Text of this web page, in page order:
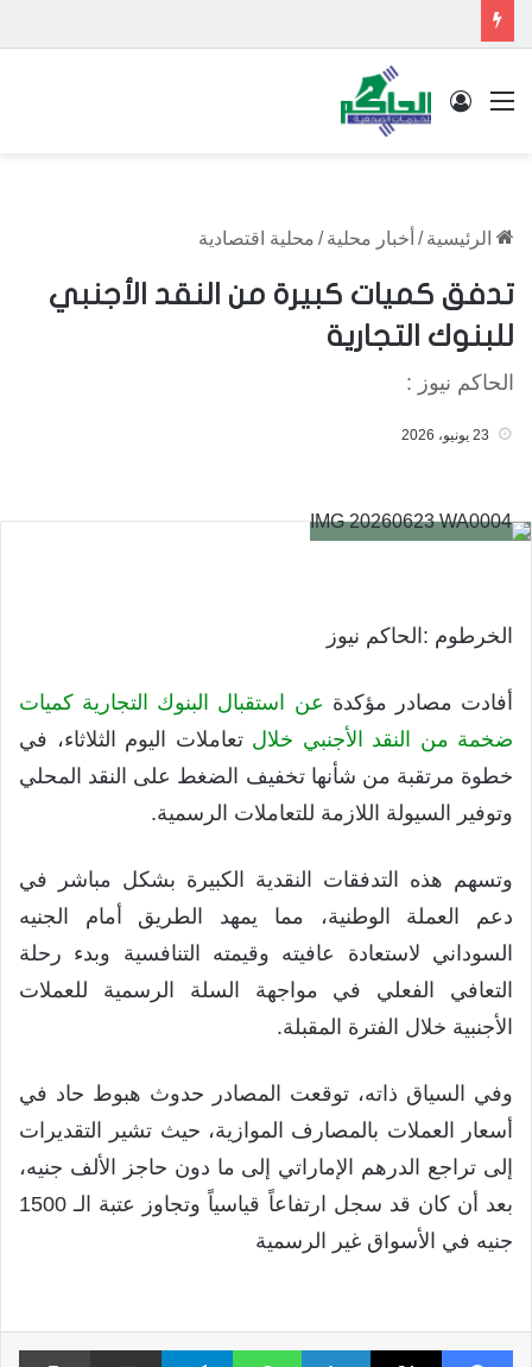
القائمة تسجيل الدخول
الرئيسية / أخبار محلية / محلية اقتصادية
تدفق كميات كبيرة من النقد الأجنبي
للبنوك التجارية
الحاكم نيوز :
23 يونيو، 2026
الخرطوم :الحاكم نيوز
​أفادت مصادر مؤكدة عن استقبال البنوك التجارية كميات
ضخمة من النقد الأجنبي خلال تعاملات اليوم الثلاثاء، في
خطوة مرتقبة من شأنها تخفيف الضغط على النقد المحلي
وتوفير السيولة اللازمة للتعاملات الرسمية.
​وتسهم هذه التدفقات النقدية الكبيرة بشكل مباشر في
دعم العملة الوطنية، مما يمهد الطريق أمام الجنيه
السوداني لاستعادة عافيته وقيمته التنافسية وبدء رحلة
التعافي الفعلي في مواجهة السلة الرسمية للعملات
الأجنبية خلال الفترة المقبلة.
​وفي السياق ذاته، توقعت المصادر حدوث هبوط حاد في
أسعار العملات بالمصارف الموازية، حيث تشير التقديرات
إلى تراجع الدرهم الإماراتي إلى ما دون حاجز الألف جنيه،
بعد أن كان قد سجل ارتفاعاً قياسياً وتجاوز عتبة الـ 1500
جنيه في الأسواق غير الرسمية
فيسبوك X لينكدإن واتساب تيلقرام مشاركة عبر البريد